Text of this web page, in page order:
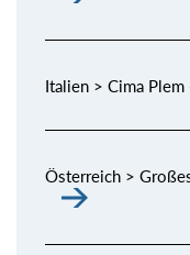
Italien > Cima
Österreich >